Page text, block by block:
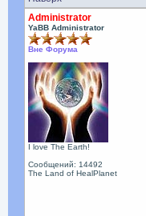
Administrator
YaBB Administrator
Вне Форума
I love The Earth!
Сообщений: 14492
The Land of HealPlanet